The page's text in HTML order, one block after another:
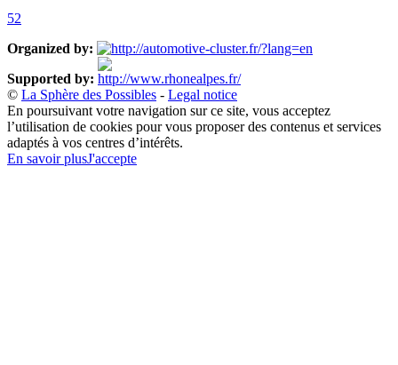
52
Organized by:
Supported by:
© La Sphère des Possibles - Legal notice
En poursuivant votre navigation sur ce site, vous acceptez
l’utilisation de cookies pour vous proposer des contenus et services
adaptés à vos centres d’intérêts.
En savoir plusJ'accepte